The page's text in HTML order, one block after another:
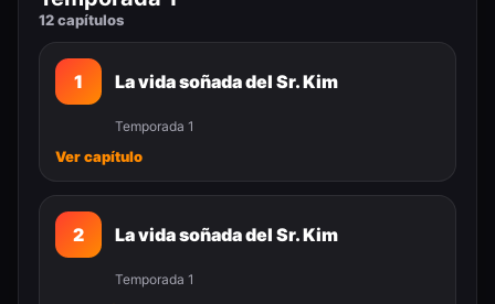
12 capítulos
1 La vida soñada del Sr. Kim
Temporada 1
Ver capítulo
2 La vida soñada del Sr. Kim
Temporada 1